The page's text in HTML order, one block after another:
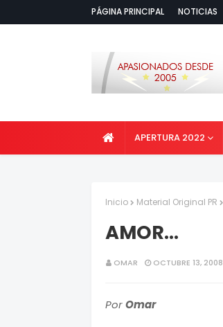
PÁGINA PRINCIPAL NOTICIAS
APERTURA 2022
Inicio Material Original PR
AMOR...
OMAR OCTUBRE 13, 2008
PorOmar